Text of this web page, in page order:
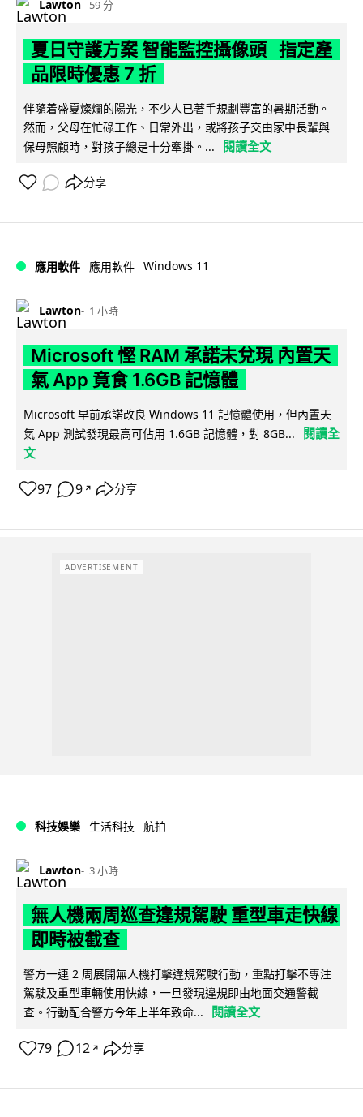
Lawton 59 分
夏日守護方案 智能監控攝像頭 指定產
品限時優惠 7 折
伴隨着盛夏燦爛的陽光，不少人已著手規劃豐富的暑期活動。
然而，父母在忙碌工作、日常外出，或將孩子交由家中長輩與
保母照顧時，對孩子總是十分牽掛。...
閱讀全文
分享
應用軟件 應用軟件 Windows 11
Lawton 1 小時
Microsoft 慳 RAM 承諾未兌現 內置天
氣 App 竟食 1.6GB 記憶體
Microsoft 早前承諾改良 Windows 11 記憶體使用，但內置天
氣 App 測試發現最高可佔用 1.6GB 記憶體，對 8GB...
閱讀全
文
97 9 ↗ 分享
ADVERTISEMENT
科技娛樂 生活科技 航拍
Lawton 3 小時
無人機兩周巡查違規駕駛 重型車走快線
即時被截查
警方一連 2 周展開無人機打擊違規駕駛行動，重點打擊不專注
駕駛及重型車輛使用快線，一旦發現違規即由地面交通警截
查。行動配合警方今年上半年致命...
閱讀全文
79 12 ↗ 分享